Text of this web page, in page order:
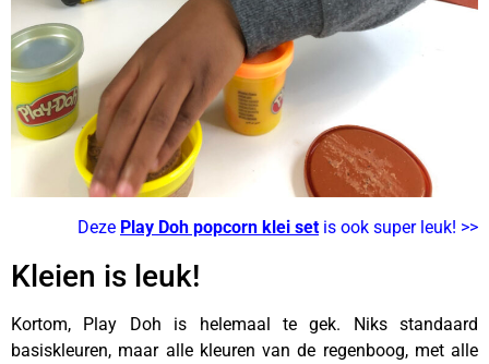
Deze Play Doh popcorn klei set is ook super leuk! >>
Kleien is leuk!
Kortom, Play Doh is helemaal te gek. Niks standaard
basiskleuren, maar alle kleuren van de regenboog, met alle